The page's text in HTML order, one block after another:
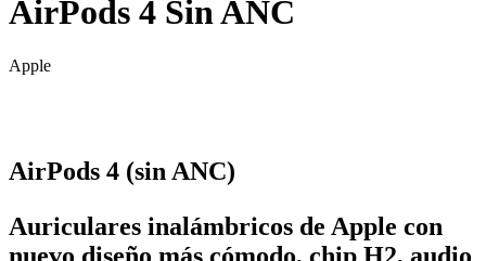
AirPods 4 Sin ANC
Apple
AirPods 4 (sin ANC)
Auriculares inalámbricos de Apple con